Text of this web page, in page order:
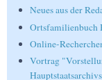
Neues aus der
Ortsfamilienbuch
Online-
Vortrag